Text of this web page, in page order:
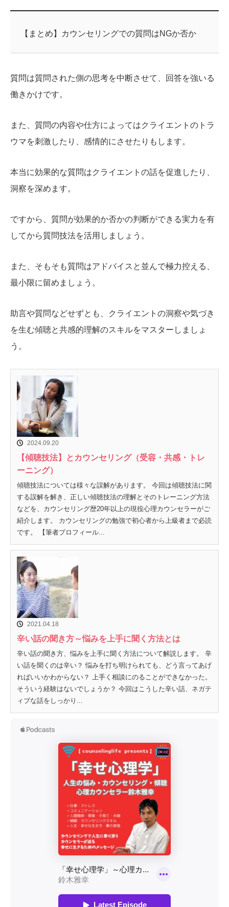
【まとめ】カウンセリングでの質問はNGか否か
質問は質問された側の思考を中断させて、回答を強いる
働きかけです。
また、質問の内容や仕方によってはクライエントのトラ
ウマを刺激したり、感情的にさせたりもします。
本当に効果的な質問はクライエントの話を促進したり、
洞察を深めます。
ですから、質問が効果的か否かの判断ができる実力を有
してから質問技法を活用しましょう。
また、そもそも質問はアドバイスと並んで極力控える、
最小限に留めましょう。
助言や質問などせずとも、クライエントの洞察や気づき
を生む傾聴と共感的理解のスキルをマスターしましょ
う。
2024.09.20
【傾聴技法】とカウンセリング（受容・共感・トレ
ーニング）
傾聴技法については様々な誤解があります。 今回は傾聴技法に関
する誤解を解き、正しい傾聴技法の理解とそのトレーニング方法
などを、カウンセリング歴20年以上の現役心理カウンセラーがご
紹介します。 カウンセリングの勉強で初心者から上級者まで必読
です。 【筆者プロフィール...
2021.04.18
辛い話の聞き方～悩みを上手に聞く方法とは
辛い話の聞き方、悩みを上手に聞く方法について解説します。 辛
い話を聞くのは辛い？ 悩みを打ち明けられても、どう言ってあげ
ればいいかわからない？ 上手く相談にのることができなかった。
そういう経験はないでしょうか？ 今回はこうした辛い話、ネガテ
ィブな話をしっかり...